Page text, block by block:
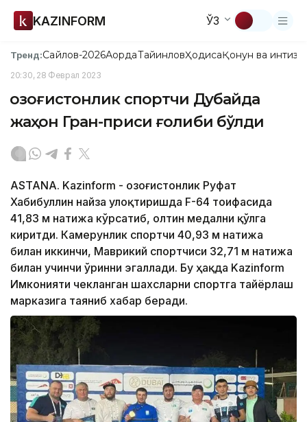
KAZINFORM ЎЗ
Тренд:Сайлов-2026АқордаТайинловҲодисаҚонун ва
20:30, 28 Феврал 2023
Қозоғистонлик спортчи Дубайда
жаҳон Гран-приси ғолиби бўлди
ASTANA. Kazinform - Қозоғистонлик Руфат
Хабибуллин найза улоқтиришда F-64 тоифасида
41,83 м натижа кўрсатиб, олтин медални қўлга
киритди. Камерунлик спортчи 40,93 м натижа
билан иккинчи, Маврикий спортчиси 32,71 м натижа
билан учинчи ўринни эгаллади. Бу ҳақда Kazinform
Имконияти чекланган шахсларни спортга тайёрлаш
марказига таяниб хабар беради.